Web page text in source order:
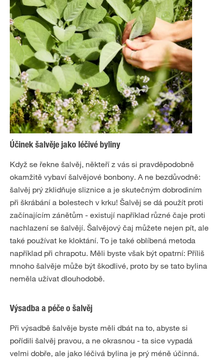
Účinek šalvěje jako léčivé byliny
Když se řekne šalvěj, někteří z vás si pravděpodobně
okamžitě vybaví šalvějové bonbony. A ne bezdůvodně:
šalvěj prý zklidňuje sliznice a je skutečným dobrodiním
při škrábání a bolestech v krku! Šalvěj se dá použít proti
začínajícím zánětům - existují například různé čaje proti
nachlazení se šalvějí. Šalvějový čaj můžete nejen pít, ale
také používat ke kloktání. To je také oblíbená metoda
například při chrapotu. Měli byste však být opatrní: Příliš
mnoho šalvěje může být škodlivé, proto by se tato bylina
neměla užívat dlouhodobě.
Výsadba a péče o šalvěj
Při výsadbě šalvěje byste měli dbát na to, abyste si
pořídili šalvěj pravou, a ne okrasnou - ta sice vypadá
velmi dobře, ale jako léčivá bylina je prý méně účinná.